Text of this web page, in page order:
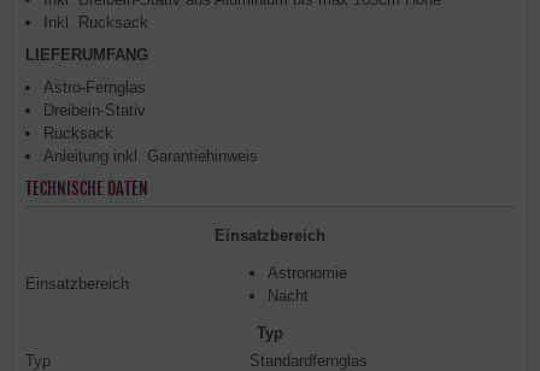
Inkl. Rucksack
LIEFERUMFANG
Astro-Fernglas
Dreibein-Stativ
Rucksack
Anleitung inkl. Garantiehinweis
TECHNISCHE DATEN
Einsatzbereich
Einsatzbereich
Astronomie
Nacht
Typ
Typ
Standardfernglas